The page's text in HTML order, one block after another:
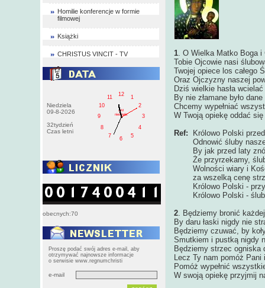
Homilie konferencje w formie
filmowej
Książki
CHRISTUS VINCIT - TV
Niedziela
09-8-2026
32tydzień
Czas letni
1
2
3
4
5
6
7
8
9
10
11
12
AM
niedziela
obecnych:70
Proszę podać swój adres e-mail, aby
otrzymywać najnowsze informacje
o serwisie www.regnumchristi
e-mail
1. O Wielka Matko Boga i
Tobie Ojcowie nasi
Twojej opiece los całego
Oraz Ojczyzny naszej
Dziś wielkie hasła
By nie złamane było dane
Chcemy wypełniać
W Twoją opiekę oddać
Ref: Królowo Polski
Odnowić śluby nasze
By jak przed laty
Że przyrzekamy,
Wolności wiary i
za wszelką cenę
Królowo Polski -
Królowo Polski -
2. Będziemy bronić
By daru łaski nigdy nie
Będziemy czuwać, by
Smutkiem i pustką nigdy
Będziemy strzec ogniska
Lecz Ty nam pomóż Pani
Pomóż wypełnić
W swoją opiekę przyjmij